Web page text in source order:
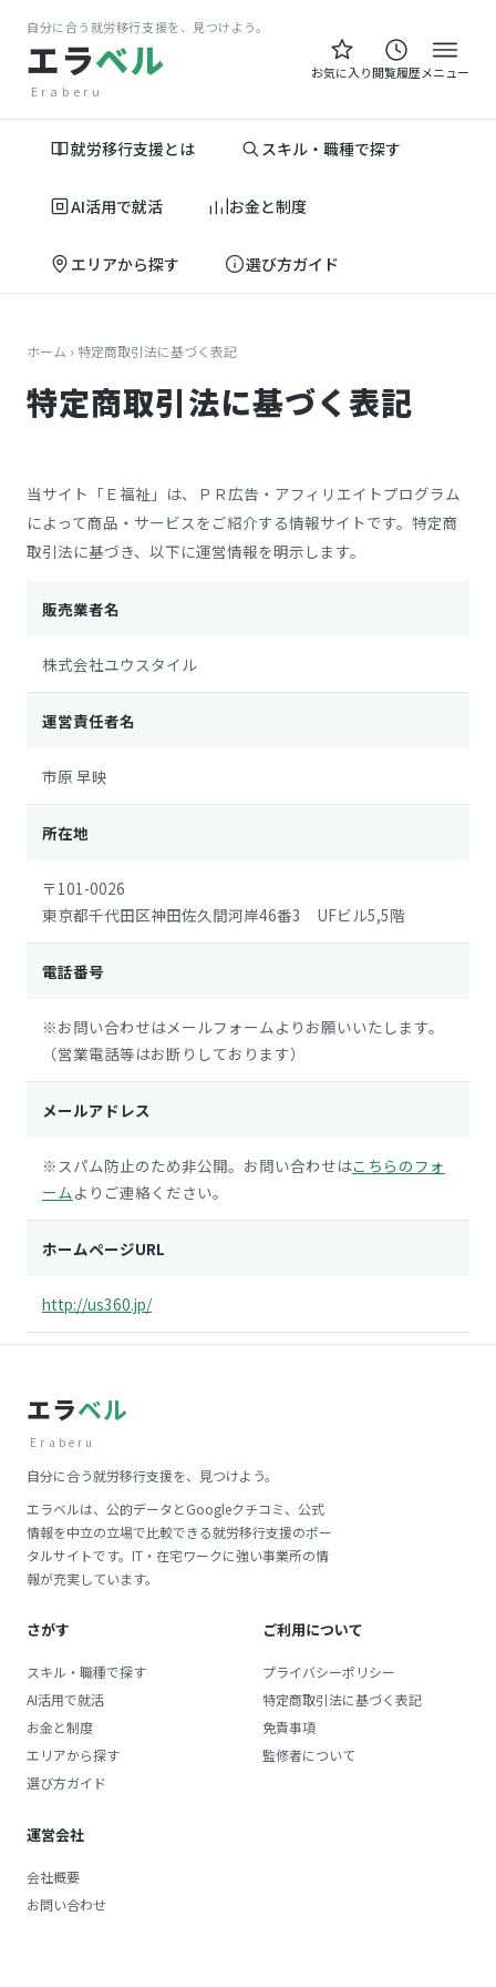
自分に合う就労移行支援を、見つけよう。
エラベル
Eraberu
お気に入り閲覧履歴メニュー
就労移行支援とは スキル・職種で探す
AI活用で就活 お金と制度
エリアから探す 選び方ガイド
ホーム › 特定商取引法に基づく表記
特定商取引法に基づく表記
当サイト「Ｅ福祉」は、ＰＲ広告・アフィリエイトプログラム
によって商品・サービスをご紹介する情報サイトです。特定商
取引法に基づき、以下に運営情報を明示します。
販売業者名
株式会社ユウスタイル
運営責任者名
市原 早映
所在地
〒101-0026
東京都千代田区神田佐久間河岸46番3 UFビル5,5階
電話番号
※お問い合わせはメールフォームよりお願いいたします。
（営業電話等はお断りしております）
メールアドレス
※スパム防止のため非公開。お問い合わせはこちらのフォ
ームよりご連絡ください。
ホームページURL
http://us360.jp/
エラベル
Eraberu
自分に合う就労移行支援を、見つけよう。
エラベルは、公的データとGoogleクチコミ、公式
情報を中立の立場で比較できる就労移行支援のポー
タルサイトです。IT・在宅ワークに強い事業所の情
報が充実しています。
さがす
スキル・職種で探す
AI活用で就活
お金と制度
エリアから探す
選び方ガイド
ご利用について
プライバシーポリシー
特定商取引法に基づく表記
免責事項
監修者について
運営会社
会社概要
お問い合わせ